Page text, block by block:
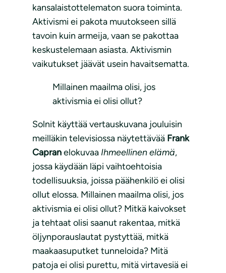
kansalaistottelematon suora toiminta.
Aktivismi ei pakota muutokseen sillä
tavoin kuin armeija, vaan se pakottaa
keskustelemaan asiasta. Aktivismin
vaikutukset jäävät usein havaitsematta.
Millainen maailma olisi, jos
aktivismia ei olisi ollut?
Solnit käyttää vertauskuvana jouluisin
meilläkin televisiossa näytettävää Frank
Capranelokuvaa Ihmeellinen elämä,
jossa käydään läpi vaihtoehtoisia
todellisuuksia, joissa päähenkilö ei olisi
ollut elossa. Millainen maailma olisi, jos
aktivismia ei olisi ollut? Mitkä kaivokset
ja tehtaat olisi saanut rakentaa, mitkä
öljynporauslautat pystyttää, mitkä
maakaasuputket tunneloida? Mitä
patoja ei olisi purettu, mitä virtavesiä ei